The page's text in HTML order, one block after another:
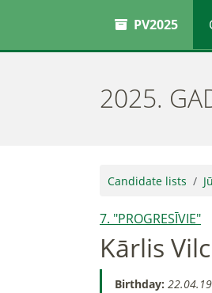
PV2025
2025.
Candidate lists
7. "PROGRESĪVIE"
Kārlis
Birthday: